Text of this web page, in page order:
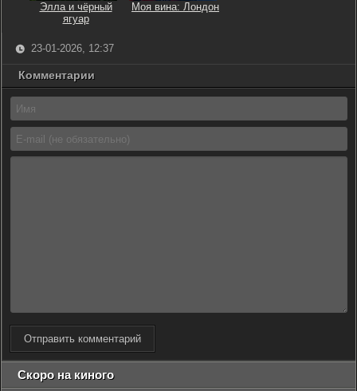
Элла и чёрный
ягуар
Моя вина: Лондон
23-01-2026, 12:37
Комментарии
Отправить комментарий
Скоро на киного